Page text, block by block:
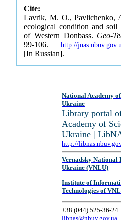
Cite:
Lavrik, M. O., Pavlichenko,
ecological condition and
of Western Donbass. Geo-
99-106. http://
[In Russian].
National Academy
Ukraine
Library portal
Academy of
Ukraine |
http://
Vernadsky
Ukraine (VNLU)
Institute of
Technologies of
+38 (044) 525-36-24
libnas@nbuv.gov.ua